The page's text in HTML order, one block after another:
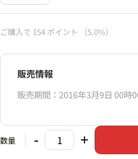
ご購入で 154 ポイント （5.0%）
販売情報
販売期間：2016年3月9日 00時
数量 - +